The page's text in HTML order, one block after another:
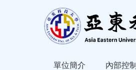
單位簡介 內部控制